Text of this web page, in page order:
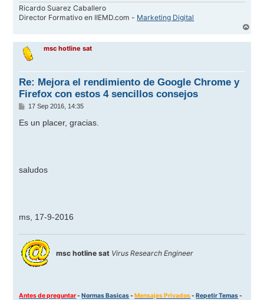
Ricardo Suarez Caballero
Director Formativo en IIEMD.com - Marketing Digital
r
msc hotline sat
Re: Mejora el rendimiento de Google Chrome y
Firefox con estos 4 sencillos consejos
M
n
17 Sep 2016, 14:35
Es un placer, gracias.
saludos
ms, 17-9-2016
msc hotline sat Virus Research Engineer
Antes de preguntar-Normas Basicas-Mensajes Privados-Repetir Temas-